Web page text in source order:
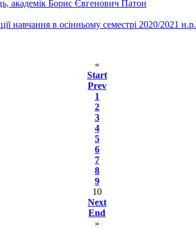
академік Борис Євгенович Патон
навчання в осінньому семестрі 2020/2021 н.р.
«
Start
Prev
1
2
3
4
5
6
7
8
9
10
Next
End
»